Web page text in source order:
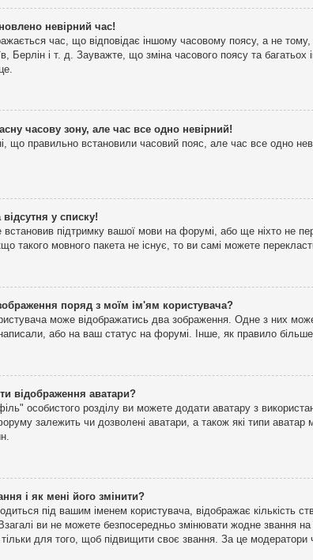
невірний час!
час, що відповідає іншому часовому поясу, а не
Берлін і т. д. Зауважте, що зміна часового поясу та
часову зону, але час все одно невірний!
що правильно встановили часовий пояс, але час все одно
у списку!
встановив підтримку вашої мови на форумі, або ще ніхто не
такого мовного пакета не існує, то ви самі можете
поряд з моїм ім'ям користувача?
може відображатись два зображення. Одне з них може
або на ваш статус на форумі. Інше, як правило
відображення аватари?
особистого розділу ви можете додати аватару з
залежить чи дозволені аватари, а також які типи
і як мені його змінити?
під вашим іменем користувача, відображає кількість
ви не можете безпосередньо змінювати жодне звання
для того, щоб підвищити своє звання. За це модератори